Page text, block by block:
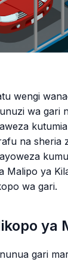
$18,117.39
$17,356.98
$16,974.64
$16,590.86
$16,205.64
$15,818.98
$15,430.87
wengi
wa gari
na sheria
Malipo ya
wa gari.
ya
gari